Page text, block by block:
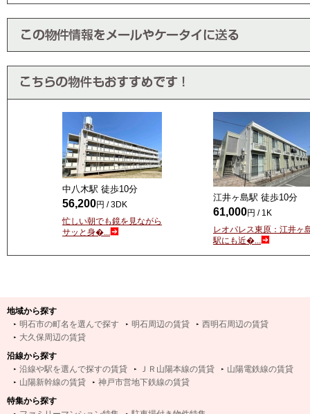
中八木駅 徒歩10分
56,200円 / 3DK
忙しい朝でも鏡を見ながら
サッと身�...
江井ヶ島駅 徒歩10分
61,000円 / 1K
レオパレス東原：江井ヶ
駅にも近�...
地域から探す
明石市の町名を選んで探す
明石周辺の賃貸
西明石周辺の賃貸
大久保周辺の賃貸
沿線から探す
沿線や駅を選んで探すの賃貸
ＪＲ山陽本線の賃貸
山陽電鉄線の賃貸
山陽新幹線の賃貸
神戸市営地下鉄線の賃貸
特集から探す